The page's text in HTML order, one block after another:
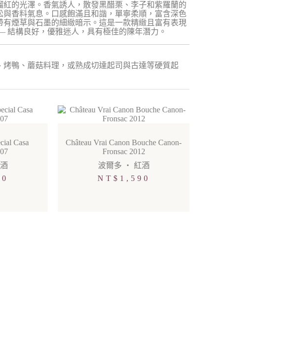
紅的光澤。香氣誘人，散發黑醋栗、李子和紫羅蘭的
與香料氣息。口感飽滿且和諧，單寧柔順，富含深色
有煙草與石墨的細緻暗示。這是一款精緻且富有表現
構良好，優雅迷人，具有極佳的陳年潛力。
烤鴨、蘑菇料理，或熟成切達起司與古達等硬質起
Casa
Château Vrai Canon Bouche Canon-
Fronsac 2012
波爾多 ・ 紅酒
NT$ 1,590